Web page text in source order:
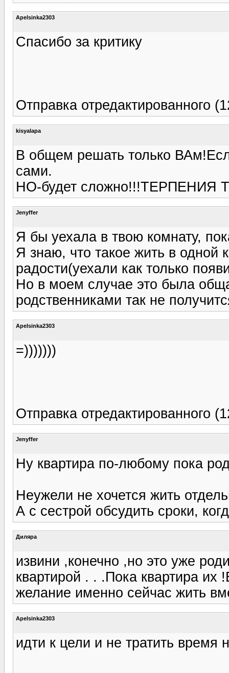
Apelsinka2303
Спасибо за критику
Отправка отредактированного
kisyalapa
В общем решать только
сами.
НО-будет сложно!!!ТЕРПЕНИЯ
Jenyffer
Я бы уехала в твою комнату,
Я знаю, что такое жить в одной
радости(уехали как только
Но в моем случае это была
родственниками так не
Apelsinka2303
=)))))))
Отправка отредактированного
Jenyffer
Ну квартира по-любому пока
Неужели не хочется жить
А с сестрой обсудить сроки,
Диляра
извини ,конечно ,но это уже
квартирой . . .Пока квартира их
желание именно сейчас жить
Apelsinka2303
идти к цели и не тратить время